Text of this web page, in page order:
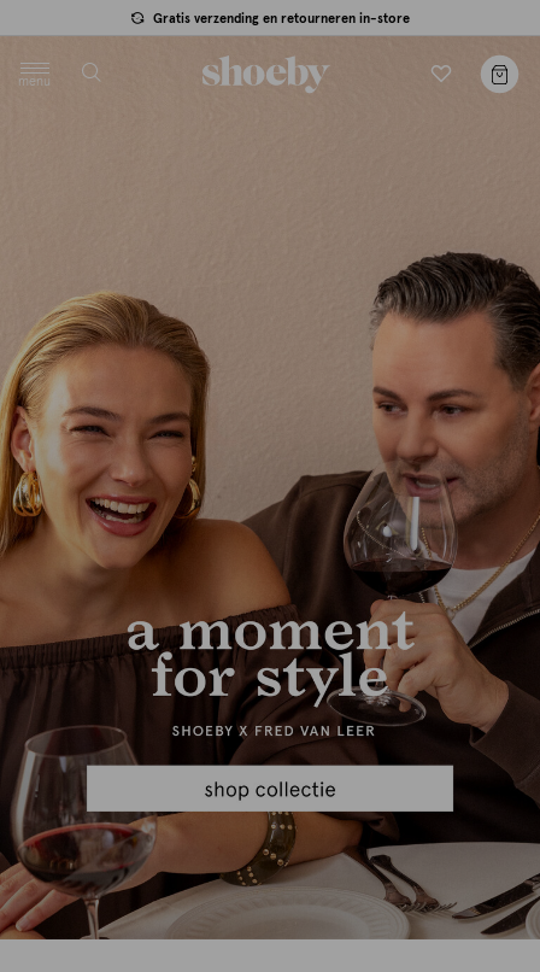
Gratis verzending en retourneren in-store
menu